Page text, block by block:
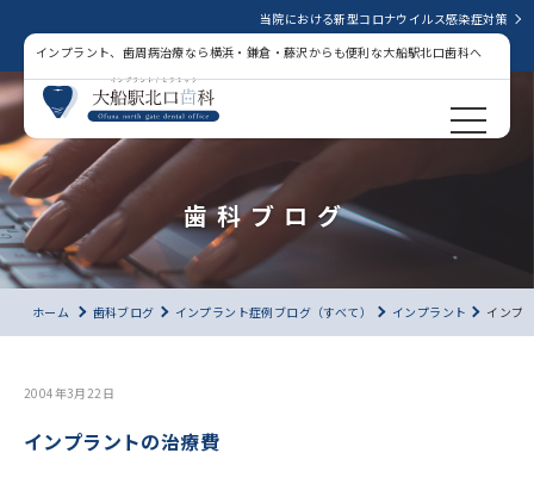
当院における新型コロナウイルス感染症対策
インプラント、歯周病治療なら横浜・鎌倉・藤沢からも便利な大船駅北口歯科へ
歯科ブログ
ホーム 歯科ブログ インプラント症例ブログ（すべて） インプラント インプ
2004年3月22日
インプラントの治療費